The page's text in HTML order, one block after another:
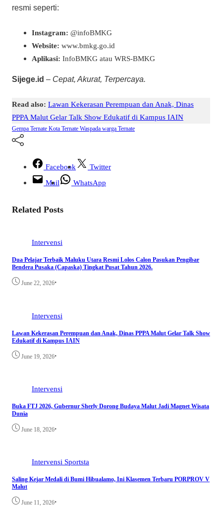
resmi seperti:
Instagram: @infoBMKG
Website: www.bmkg.go.id
Aplikasi: InfoBMKG atau WRS-BMKG
Sijege.id – Cepat, Akurat, Terpercaya.
Read also: Lawan Kekerasan Perempuan dan Anak, Dinas
PPPA Malut Gelar Talk Show Edukatif di Kampus IAIN
Gempa Ternate Kota Ternate Waspada warga Ternate
Facebook
Twitter
Mail
WhatsApp
Related Posts
Intervensi
Dua Pelajar Terbaik Maluku Utara Resmi Lolos Calon Pasukan Pengibar
Bendera Pusaka (Capaska) Tingkat Pusat Tahun 2026.
June 22, 2026•
Intervensi
Lawan Kekerasan Perempuan dan Anak, Dinas PPPA Malut Gelar Talk Show
Edukatif di Kampus IAIN
June 19, 2026•
Intervensi
Buka FTJ 2026, Gubernur Sherly Dorong Budaya Malut Jadi Magnet Wisata
Dunia
June 18, 2026•
Intervensi Sportsta
Saling Kejar Medali di Bumi Hibualamo, Ini Klasemen Terbaru PORPROV V
Malut
June 11, 2026•